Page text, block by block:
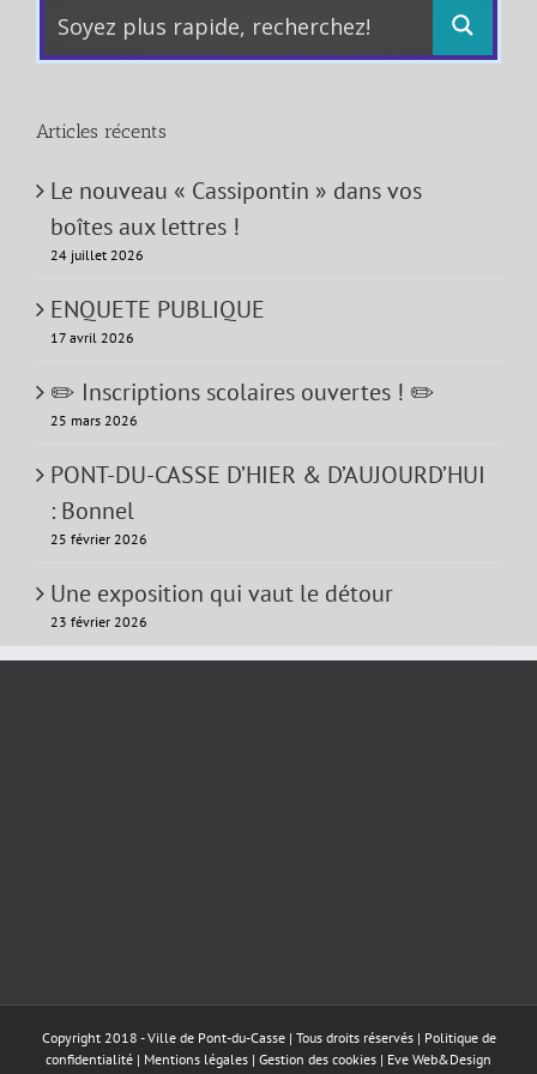
Articles récents
Le nouveau « Cassipontin » dans vos
boîtes aux lettres !
24 juillet 2026
ENQUETE PUBLIQUE
17 avril 2026
✏️ Inscriptions scolaires ouvertes ! ✏️
25 mars 2026
PONT-DU-CASSE D’HIER & D’AUJOURD’HUI
: Bonnel
25 février 2026
Une exposition qui vaut le détour
23 février 2026
Copyright 2018 - Ville de Pont-du-Casse | Tous droits réservés | Politique de
confidentialité | Mentions légales | Gestion des cookies | Eve Web&Design